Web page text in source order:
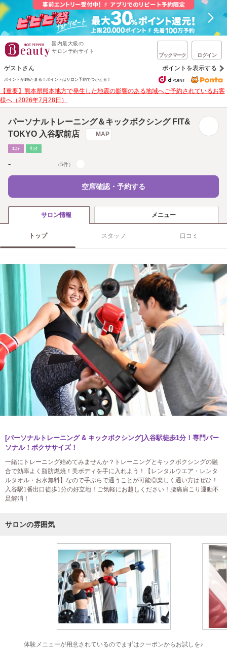
国内最大級の
サロン予約サイト
ブックマーク ログイン
ゲストさん ポイントを表示する
ポイントが1%たまる！ ポイントはサロン予約でつかえる！
【重要】熊本県熊本地方で発生した地震の影響のある地域へご予約されているお客
様へ（2026年7月28日）
パーソナルトレーニング＆キックボクシング FIT&
TOKYO 入谷駅前店
MAP
ｴｽﾃ ﾘﾗｸ
- （5件）
空席確認・予約する
サロン情報 メニュー
トップ スタッフ 口コミ
[パーソナルトレーニング & キックボクシング]入谷駅徒歩1分！専門パー
ソナル！ボクササイズ！
一緒にトレーニング始めてみませんか？トレーニングとキックボクシングの融
合で効率よく脂肪燃焼！美ボディを手に入れよう！【レンタルウエア・レンタ
ルタオル・お水無料】なので手ぶらで通うことが可能◎楽しく通い方はぜひ！
入谷駅1番出口徒歩1分の好立地！ご気軽にお越しください！腰痛肩こり運動不
足解消！
サロンの雰囲気
体験メニューが用意されているのでまずはクーポンからお試しを♪